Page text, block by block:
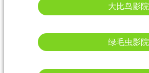
大比鸟影院
绿毛虫影院